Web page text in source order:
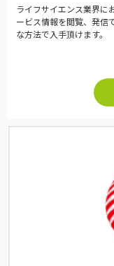
ライフサイエンス業界に
ービス情報を閲覧、発信
な方法で入手頂けます。